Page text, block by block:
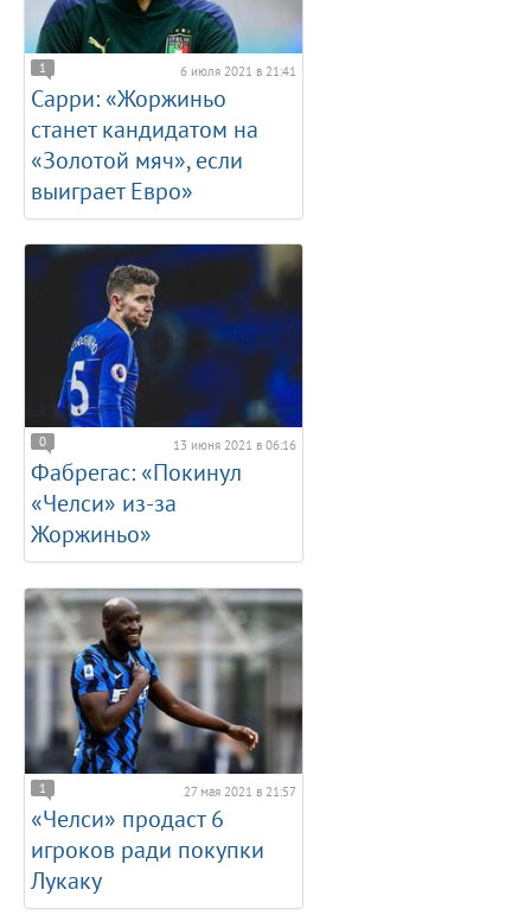
1 6 июля 2021 в 21:41
Сарри: «Жоржиньо
станет кандидатом на
«Золотой мяч», если
выиграет Евро»
0 13 июня 2021 в 06:16
Фабрегас: «Покинул
«Челси» из-за
Жоржиньо»
1 27 мая 2021 в 21:57
«Челси» продаст 6
игроков ради покупки
Лукаку